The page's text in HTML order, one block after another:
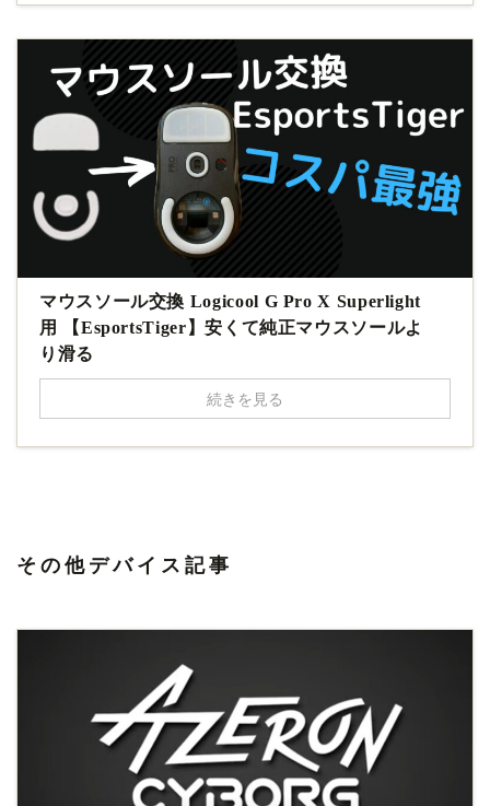
マウスソール交換 Logicool G Pro X Superlight
用 【EsportsTiger】安くて純正マウスソールよ
り滑る
続きを見る
その他デバイス記事